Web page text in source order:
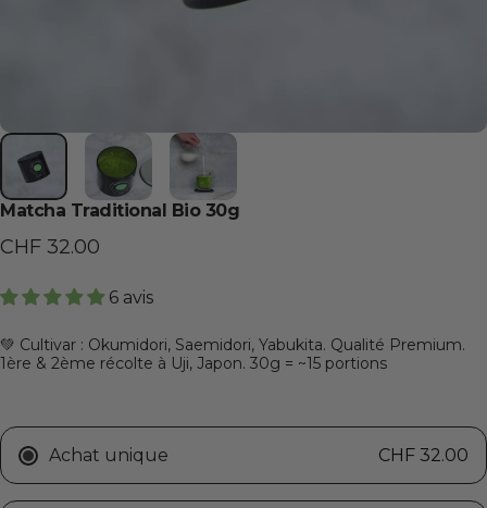
Matcha Traditional Bio 30g
CHF 32.00
6 avis
💚 Cultivar : Okumidori, Saemidori, Yabukita. Qualité Premium.
1ère & 2ème récolte à Uji, Japon. 30g = ~15 portions
Achat unique CHF 32.00